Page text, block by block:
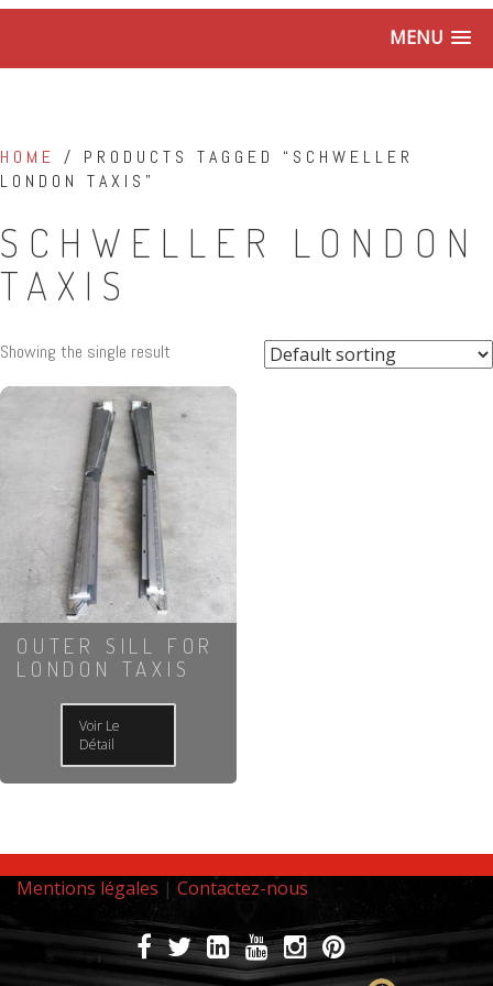
MENU
HOME / PRODUCTS TAGGED “SCHWELLER
LONDON TAXIS”
SCHWELLER LONDON
TAXIS
Showing the single result
OUTER SILL FOR
LONDON TAXIS
Voir Le
Détail
Mentions légales | Contactez-nous